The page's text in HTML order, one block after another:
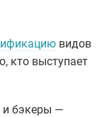
видов
кто выступает
и бэкеры —